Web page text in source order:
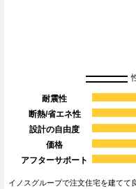
耐震性
断熱/省エネ性
設計の自由度
価格
アフターサポート
イノスグループで注文住宅を建てて